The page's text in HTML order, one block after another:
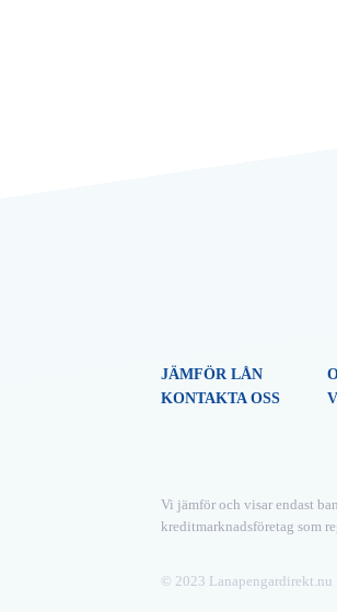
JÄMFÖR LÅN
KONTAKTA OSS
Vi jämför och visar endast
kreditmarknadsföretag som
© 2023 Lanapengardirekt.nu